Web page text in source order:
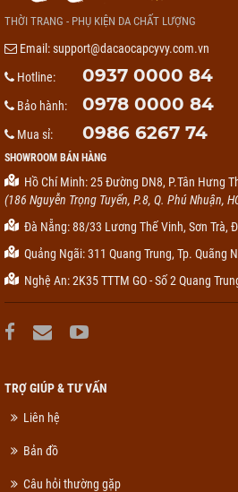
THỜI TRANG - PHỤ KIỆN DA CHẤT LƯỢNG
Email:support@dacaocapcyvy.com.vn
Hotline:
0937 0000 84
Bảo hành: 0978 0000 84
Mua sỉ: 0986 6267 74
SHOWROOM BÁN HÀNG
Hồ Chí Minh: 25 Đường DN8, P.Tân Hưng
(186 Nguyễn Trọng Tuyển, P.8, Q. Phú Nhuận,
Đà Nẵng: 88/33 Lương Thế Vinh, Sơn Trà,
Quảng Ngãi: 311 Quang Trung, Tp. Quãng
Nghệ An: 2K35 TTTM GO - Số 2 Quang
TRỢ GIÚP & TƯ VẤN
Liên hệ
Bản đồ
Câu hỏi thường gặp